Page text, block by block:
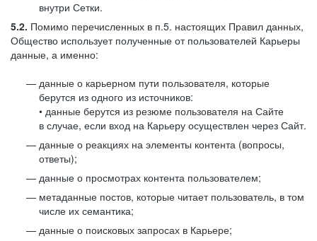
внутри Сетки.
5.2. Помимо перечисленных в п.5. настоящих Правил данных,
Общество использует полученные от пользователей Карьеры
данные, а именно:
данные о карьерном пути пользователя, которые
берутся из одного из источников:
• данные берутся из резюме пользователя на Сайте
в случае, если вход на Карьеру осуществлен через Сайт.
данные о реакциях на элементы контента (вопросы,
ответы);
данные о просмотрах контента пользователем;
метаданные постов, которые читает пользователь, в том
числе их семантика;
данные о поисковых запросах в Карьере;